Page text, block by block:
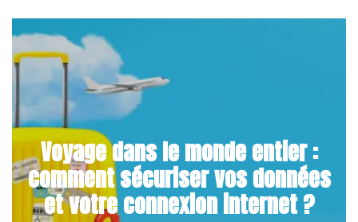
Voyage dans le monde entier :
comment sécuriser vos données
et votre connexion internet ?